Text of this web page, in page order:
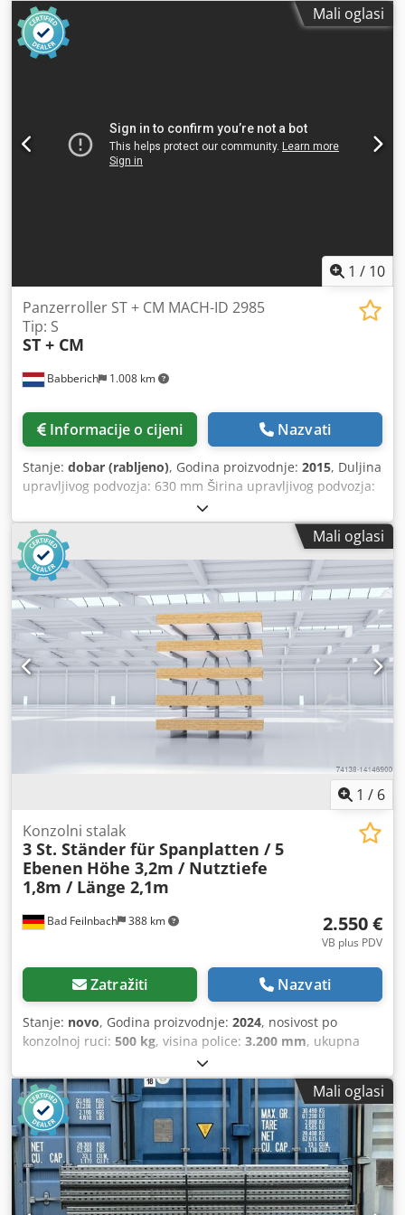
prodaju AMADA ORII ručni namotač za lim i kabele
proizvođač/tip: AMADA ORII ST 02 Z širina trake: maks. 220
mm unutarnji promjer zavojnice: 200-500 mm vanjski
Mali oglasi
1 / 10
Babberich 1.008 km
Panzerroller ST + CM MACH-ID 2985
Tip: S
ST + CM
Informacije o cijeni Nazvati
Stanje: dobar (rabljeno), Godina proizvodnje: 2015, Duljina
upravljivog podvozja: 630 mm Širina upravljivog podvozja:
220 mm Visina upravljivog podvozja: 115 mm
Crjdpowvhpfefx Abuof Duljina fiksnog podvozja: 630 mm
Širina fiksnog podvozja: 220 mm Visina fiksnog podvozja:
115 mm Maksimalno opterećenje: 12 t Promjer kotača: 85
mm Materijal kotača: čelik Hidraulička dizalica za strojeve:
2 kom Visina podizanja (stopa): 30 - 260 mm Visina
podizanja (glava): 420 - 650 mm
Mali oglasi
1 / 6
Bad Feilnbach 388 km
Konzolni stalak
3 St. Ständer für Spanplatten / 5
Ebenen Höhe 3,2m / Nutztiefe
1,8m / Länge 2,1m
2.550 €
VB plus PDV
Zatražiti Nazvati
Stanje: novo, Godina proizvodnje: 2024, nosivost po
konzolnoj ruci: 500 kg, visina police: 3.200 mm, ukupna
, ukupna visina:
između osovina:1.000 mm, nosivost po stalku:2.500 kg,
Konzolni regal u vruće pocinčanoj izvedbi: Cedpfx Aoqt
Dmyobujrf Opseg isporuke: 3 postolja za police visine 3,2
m sa nožnim dijelom korisne dubine 1,8 m (ukupna dubina
2 m) 12 konzolnih krakova korisne dubine 1,8 m (za iveral
dubine cca 2,1 m) Uzdužni i dijagonalni nosači za 4 m
duljine police (razmak 1,3 m) Materijal za pričvršćivanje
Mali oglasi